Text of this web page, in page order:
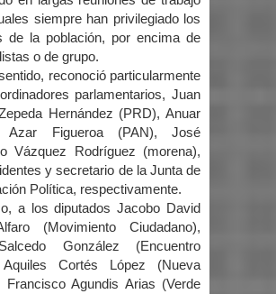
siempre han privilegiado los
de la población, por encima de
o de grupo.
reconoció particularmente
parlamentarios, Juan
Hernández (PRD), Anuar
Azar Figueroa (PAN), José
Vázquez Rodríguez (morena),
y secretario de la Junta de
Política, respectivamente.
a los diputados Jacobo David
(Movimiento Ciudadano),
González (Encuentro
Aquiles Cortés López (Nueva
Francisco Agundis Arias (Verde